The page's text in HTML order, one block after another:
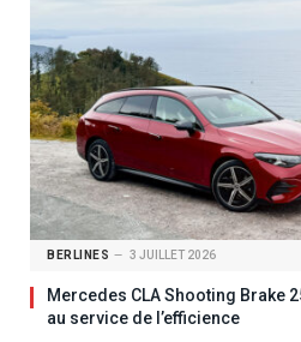
BERLINES 3 JUILLET 2026
Mercedes CLA Shooting Brake
au service de l’efficience